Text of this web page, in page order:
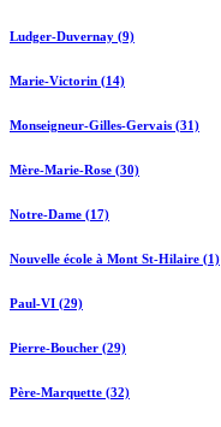
Ludger-Duvernay (9)
Marie-Victorin (14)
Monseigneur-Gilles-Gervais (31)
Mère-Marie-Rose (30)
Notre-Dame (17)
Nouvelle école à Mont St-Hilaire (1)
Paul-VI (29)
Pierre-Boucher (29)
Père-Marquette (32)